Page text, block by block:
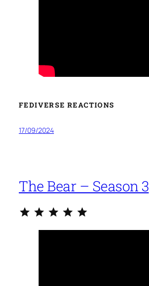
FEDIVERSE REACTIONS
17/09/2024
The Bear – Season 3